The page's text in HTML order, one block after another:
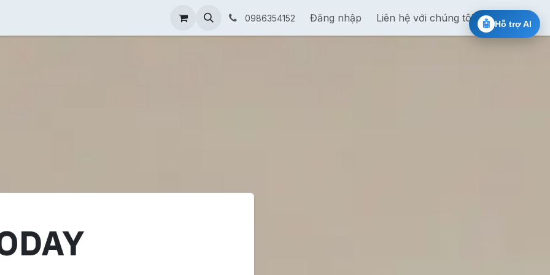
🤖 Hỗ trợ AI
Phần mềm ERP quản trị theo chuỗi Đào tạo cấp chứng chỉ Nvidia Ai Chat
0986354152 Đăng nhập Liên hệ với chúng tôi